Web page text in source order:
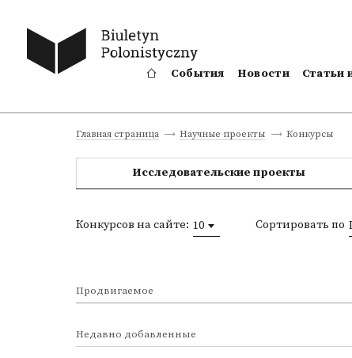
События Новости Статьи
Главная страница Научные проекты Конкурсы
Исследовательские проекты
Конкурсов на сайте: 10 Сортировать по
Продвигаемое
Недавно добавленные